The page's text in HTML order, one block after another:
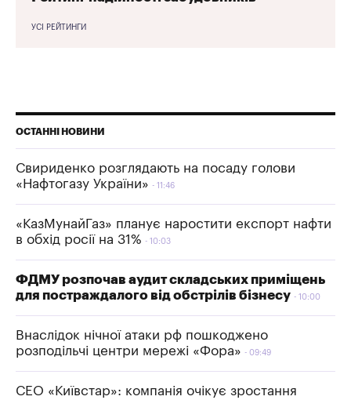
УСІ РЕЙТИНГИ
ОСТАННІ НОВИНИ
Свириденко розглядають на посаду голови
«Нафтогазу України»
11:46
«КазМунайГаз» планує наростити експорт нафти
в обхід росії на 31%
10:03
ФДМУ розпочав аудит складських приміщень
для постраждалого від обстрілів бізнесу
10:00
Внаслідок нічної атаки рф пошкоджено
розподільчі центри мережі «Фора»
09:49
СЕО «Київстар»: компанія очікує зростання